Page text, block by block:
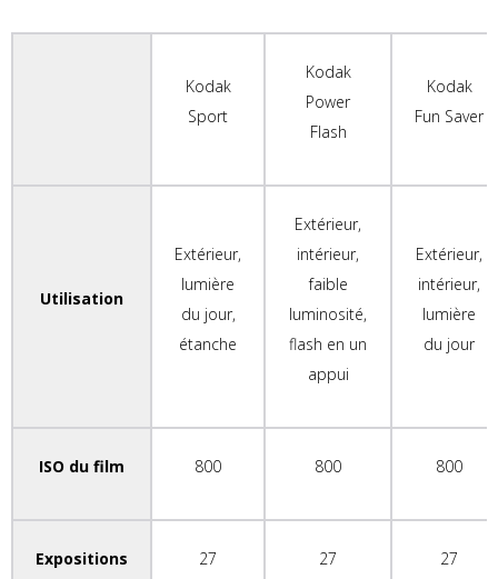
Kodak
Sport
Kodak
Power
Flash
Kodak
Fun Saver
Utilisation
Extérieur,
lumière
du jour,
étanche
Extérieur,
intérieur,
faible
luminosité,
flash en un
appui
Extérieur,
intérieur,
lumière
du jour
ISO du film 800 800 800
Expositions 27 27 27